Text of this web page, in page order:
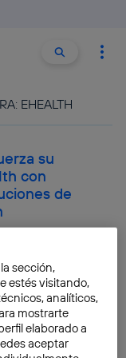
Buscar
EHEALTH
su
con
de
potencia
día a día?
sección,
estés visitando,
analíticos,
mostrarte
elaborado a
aceptar